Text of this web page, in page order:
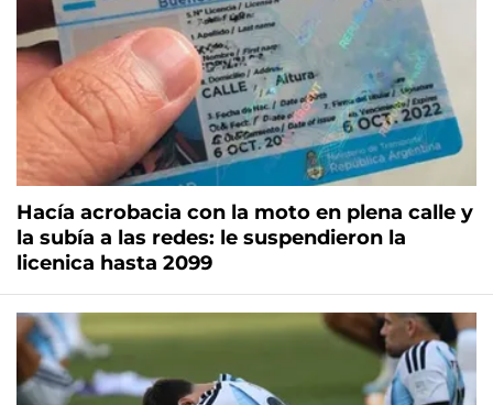
Hacía acrobacia con la moto en plena calle y
la subía a las redes: le suspendieron la
licenica hasta 2099